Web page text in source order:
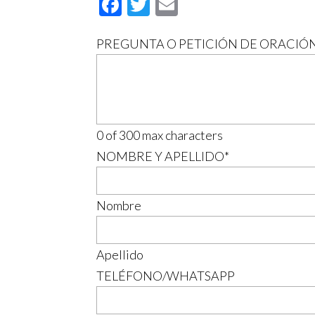
PREGUNTA O PETICIÓN DE
0 of 300 max characters
NOMBRE Y APELLIDO*
Nombre
Apellido
TELÉFONO/WHATSAPP